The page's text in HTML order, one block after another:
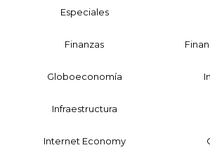
Especiales
Finanzas
Globoeconomía
Infraestructura
Internet Economy